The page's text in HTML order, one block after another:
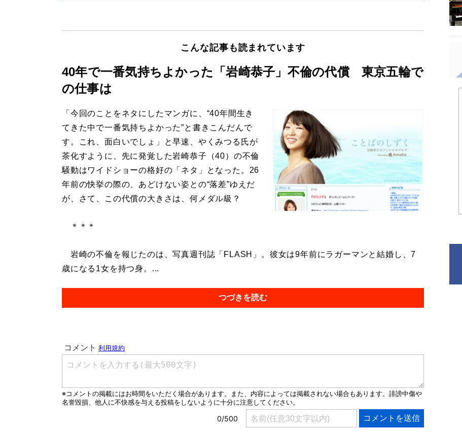
こんな記事も読まれています
40年で一番気持ちよかった「岩崎恭子」不倫の代償 東京五輪で
の仕事は
「今回のことをネタにしたマンガに、“40年間生き
てきた中で一番気持ちよかった”と書きこんだんで
す。これ、面白いでしょ」と早速、やくみつる氏が
茶化すように、先に発覚した岩崎恭子（40）の不倫
騒動はワイドショーの格好の「ネタ」となった。26
年前の快挙の際の、あどけない姿との“落差”ゆえだ
が、さて、この代償の大きさは、何メダル級？
＊＊＊
岩崎の不倫を報じたのは、写真週刊誌「FLASH」。彼女は9年前にラガーマンと結婚し、7
歳になる1女を持つ身。...
つづきを読む